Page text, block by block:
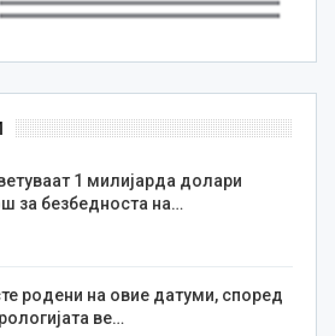
1 милијарда долари
за безбедноста на…
родени на овие датуми, според
ве…